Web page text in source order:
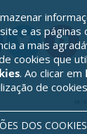
e as páginas
a mais
cookies que
. Ao clicar em
de
DOS COOKIES